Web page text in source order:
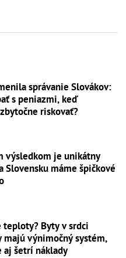
správanie Slovákov:
s peniazmi, keď
riskovať?
výsledkom je unikátny
Slovensku máme špičkové
teploty? Byty v srdci
majú výnimočný systém,
aj šetrí náklady